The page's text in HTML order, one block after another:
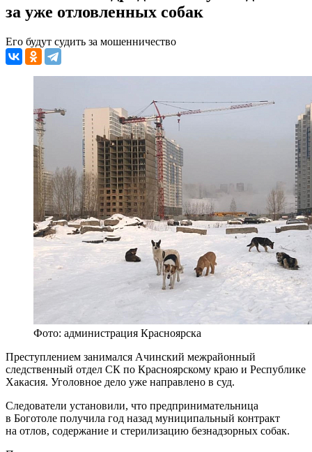
за уже отловленных собак
Его будут судить за мошенничество
Фото: администрация Красноярска
Преступлением занимался Ачинский межрайонный
следственный отдел СК по Красноярскому краю и Республике
Хакасия. Уголовное дело уже направлено в суд.
Следователи установили, что предпринимательница
в Боготоле получила год назад муниципальный контракт
на отлов, содержание и стерилизацию безнадзорных собак.